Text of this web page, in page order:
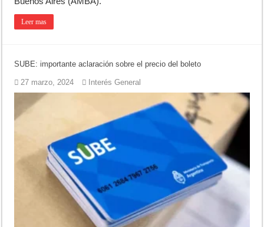
Leer mas
SUBE: importante aclaración sobre el precio del boleto
27 marzo, 2024 Interés General